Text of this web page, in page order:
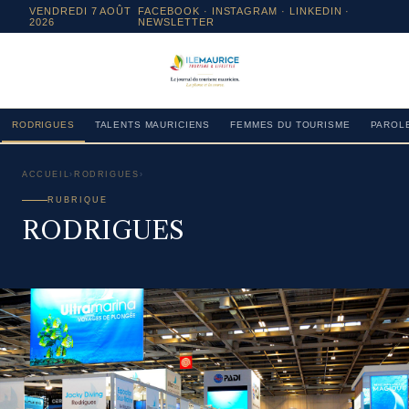
VENDREDI 7 AOÛT
2026
FACEBOOK · INSTAGRAM · LINKEDIN ·
NEWSLETTER
RODRIGUES TALENTS MAURICIENS FEMMES DU TOURISME
ACCUEIL › RODRIGUES ›
RUBRIQUE
RODRIGUES